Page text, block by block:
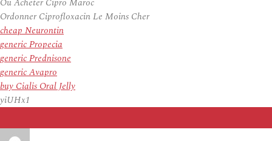
Ordonner Ciprofloxacin Le Moins Cher
cheap Neurontin
generic Propecia
generic Prednisone
generic Avapro
buy Cialis Oral Jelly
yiUHx1